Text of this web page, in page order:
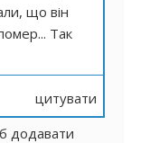
що він
Так
цитувати
додавати